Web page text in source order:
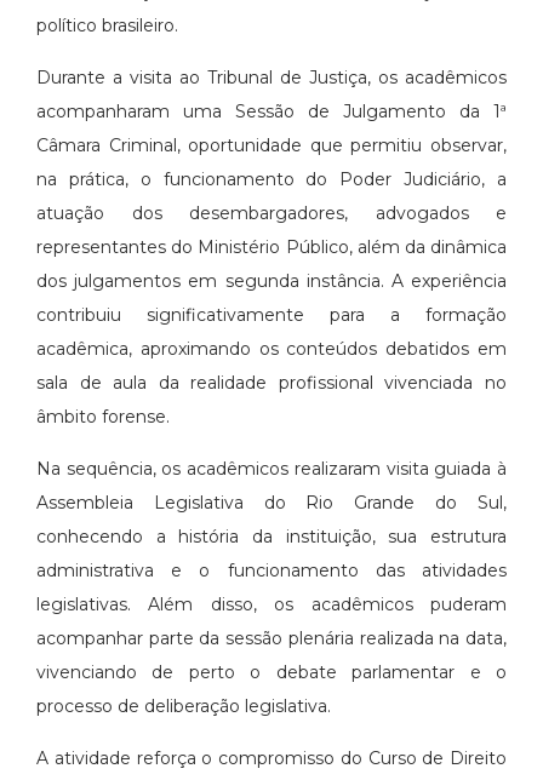
político brasileiro.
Durante a visita ao Tribunal de Justiça, os acadêmicos
acompanharam uma Sessão de Julgamento da 1ª
Câmara Criminal, oportunidade que permitiu observar,
na prática, o funcionamento do Poder Judiciário, a
atuação dos desembargadores, advogados e
representantes do Ministério Público, além da dinâmica
dos julgamentos em segunda instância. A experiência
contribuiu significativamente para a formação
acadêmica, aproximando os conteúdos debatidos em
sala de aula da realidade profissional vivenciada no
âmbito forense.
Na sequência, os acadêmicos realizaram visita guiada à
Assembleia Legislativa do Rio Grande do Sul,
conhecendo a história da instituição, sua estrutura
administrativa e o funcionamento das atividades
legislativas. Além disso, os acadêmicos puderam
acompanhar parte da sessão plenária realizada na data,
vivenciando de perto o debate parlamentar e o
processo de deliberação legislativa.
A atividade reforça o compromisso do Curso de Direito